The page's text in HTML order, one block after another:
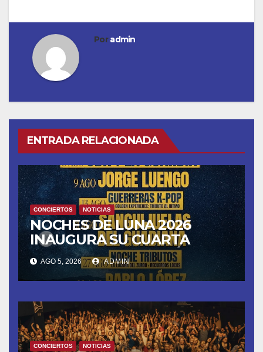
Poradmin
ENTRADA RELACIONADA
CONCIERTOS NOTICIAS
NOCHES DE LUNA 2026
INAUGURA SU CUARTA
TEMPORADA ESTE SÁBADO
8 CON OBK Y LA GUARDIA
AGO 5, 2026 ADMIN
CONCIERTOS NOTICIAS